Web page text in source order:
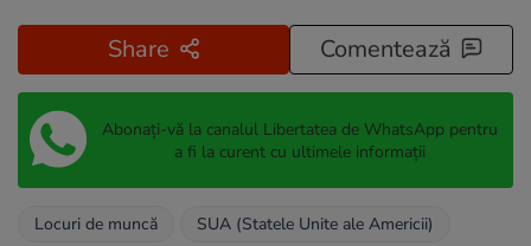
Share Comentează
Abonați-vă la canalul Libertatea de WhatsApp pentru
a fi la curent cu ultimele informații
Locuri de muncă SUA (Statele Unite ale Americii)